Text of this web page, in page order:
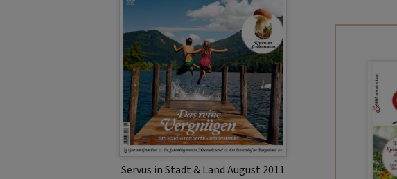
Servus in Stadt & Land August 2011